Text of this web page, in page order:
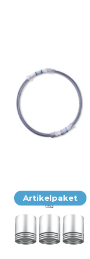
Artikelpaket